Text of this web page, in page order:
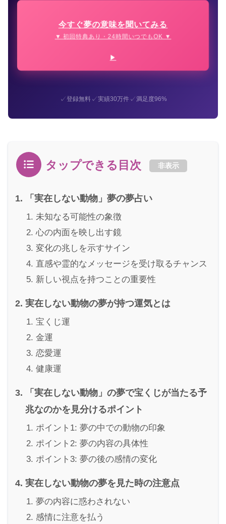
今すぐ夢の意味を聞いてみる
▼ 初回特典あり・24時間いつでもOK ▼
✓登録無料✓実績30万件✓満足度96%
タップできる目次 非表示
「実在しない動物」夢の夢占い
未知なる可能性の象徴
心の内面を映し出す鏡
変化の兆しを示すサイン
直感や霊的なメッセージを受け取るチャンス
新しい視点を持つことの重要性
実在しない動物の夢が持つ運気とは
宝くじ運
金運
恋愛運
健康運
「実在しない動物」の夢で宝くじが当たる予
兆なのかを見分けるポイント
ポイント1: 夢の中での動物の印象
ポイント2: 夢の内容の具体性
ポイント3: 夢の後の感情の変化
実在しない動物の夢を見た時の注意点
夢の内容に惑わされない
感情に注意を払う